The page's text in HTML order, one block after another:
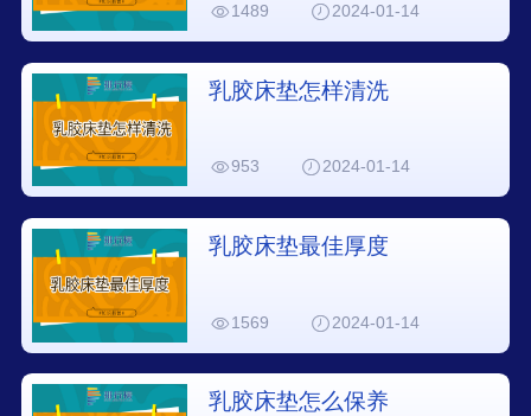
1489 2024-01-14
乳胶床垫怎样清洗
953 2024-01-14
乳胶床垫最佳厚度
1569 2024-01-14
乳胶床垫怎么保养